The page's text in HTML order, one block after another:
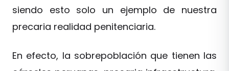
siendo esto solo un ejemplo de nuestra
precaria realidad penitenciaria.
En efecto, la sobrepoblación que tienen las